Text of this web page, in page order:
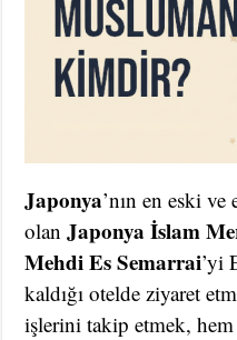
Japonya’nın en eski
olanJaponya İslam
Mehdi Es Semarrai’yi
kaldığı otelde ziyaret
işlerini takip etmek,